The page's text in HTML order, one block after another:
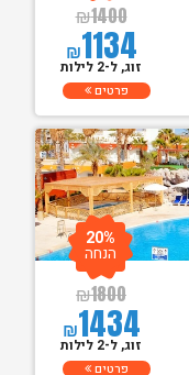
₪1400
₪1134
זוג, ל-2 לילות
פרטים
₪1800
₪1434
20%
הנחה
זוג, ל-2 לילות
פרטים